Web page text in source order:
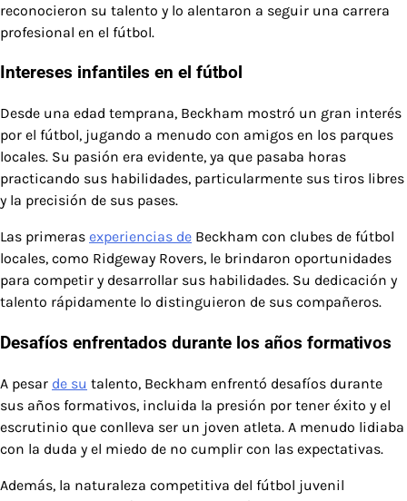
reconocieron su talento y lo alentaron a seguir una carrera
profesional en el fútbol.
Intereses infantiles en el fútbol
Desde una edad temprana, Beckham mostró un gran interés
por el fútbol, jugando a menudo con amigos en los parques
locales. Su pasión era evidente, ya que pasaba horas
practicando sus habilidades, particularmente sus tiros libres
y la precisión de sus pases.
Las primeras experiencias de Beckham con clubes de fútbol
locales, como Ridgeway Rovers, le brindaron oportunidades
para competir y desarrollar sus habilidades. Su dedicación y
talento rápidamente lo distinguieron de sus compañeros.
Desafíos enfrentados durante los años formativos
A pesar de su talento, Beckham enfrentó desafíos durante
sus años formativos, incluida la presión por tener éxito y el
escrutinio que conlleva ser un joven atleta. A menudo lidiaba
con la duda y el miedo de no cumplir con las expectativas.
Además, la naturaleza competitiva del fútbol juvenil